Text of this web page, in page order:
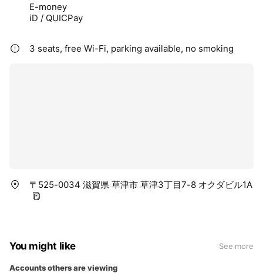
E-money
iD / QUICPay
3 seats, free Wi-Fi, parking available, no smoking
〒525-0034 滋賀県 草津市 草津3丁目7-8 オクダビル1A
You might like See more
Accounts others are viewing